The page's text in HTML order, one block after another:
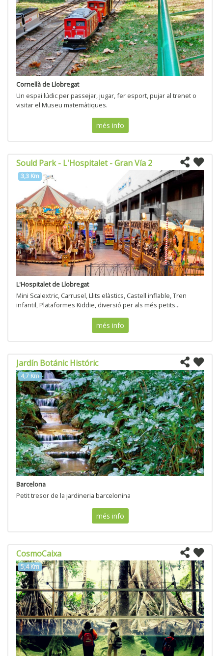
Cornellà de Llobregat
Un espai lúdic per passejar, jugar, fer esport, pujar al trenet o
visitar el Museu matemàtiques.
més info
Sould Park - L'Hospitalet - Gran Vía 2
3,3 Km
L'Hospitalet de Llobregat
Mini Scalextric, Carrusel, Llits elàstics, Castell inflable, Tren
infantil, Plataformes Kiddie, diversió per als més petits...
més info
Jardín Botánic Históric
4,7 Km
Barcelona
Petit tresor de la jardineria barcelonina
més info
CosmoCaixa
5,4 Km